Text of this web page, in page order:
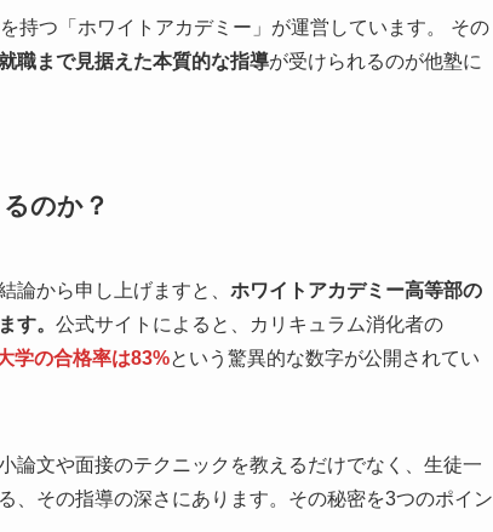
持つ「ホワイトアカデミー」が運営しています。 その
職まで見据えた本質的な指導が受けられるのが他塾に
のか？
論から申し上げますと、 ホワイトアカデミー高等部の
す。 公式サイトによると、カリキュラム消化者の
学の合格率は83%という驚異的な数字が公開されてい
論文や面接のテクニックを教えるだけでなく、生徒一
、その指導の深さにあります。その秘密を3つのポイン